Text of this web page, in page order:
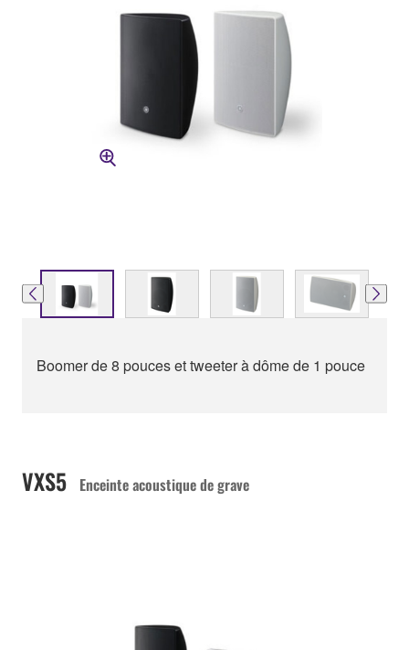
Boomer de 8 pouces et tweeter à dôme de 1 pouce
VXS5 Enceinte acoustique de grave